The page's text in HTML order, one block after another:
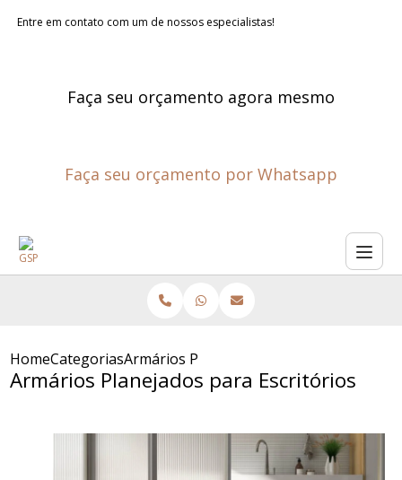
Entre em contato com um de nossos especialistas!
Faça seu orçamento agora mesmo
Faça seu orçamento por Whatsapp
HomeCategoriasArmários Planejados para Escritórios
Armários Planejados para Escritórios